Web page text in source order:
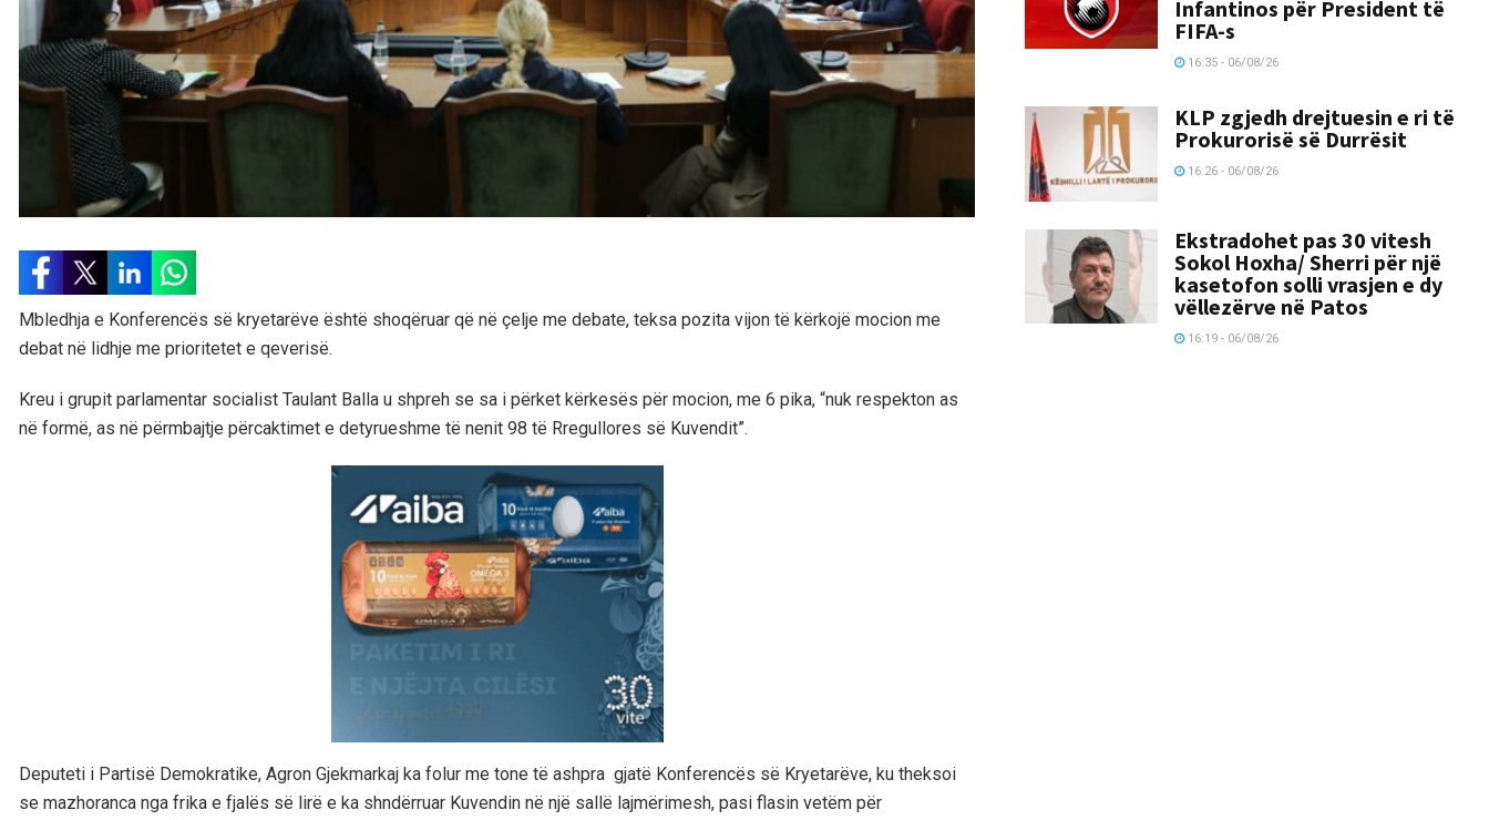
Mbledhja e Konferencës së kryetarëve është shoqëruar që në çelje me debate, teksa pozita vijon të kërkojë mocion me
debat në lidhje me prioritetet e qeverisë.
Kreu i grupit parlamentar socialist Taulant Balla u shpreh se sa i përket kërkesës për mocion, me 6 pika, “nuk respekton as
në formë, as në përmbajtje përcaktimet e detyrueshme të nenit 98 të Rregullores së Kuvendit”.
Deputeti i Partisë Demokratike, Agron Gjekmarkaj ka folur me tone të ashpra gjatë Konferencës së Kryetarëve, ku theksoi
se mazhoranca nga frika e fjalës së lirë e ka shndërruar Kuvendin në një sallë lajmërimesh, pasi flasin vetëm për
Infantinos për President të
FIFA-s
16:35 - 06/08/26
KLP zgjedh drejtuesin e ri të
Prokurorisë së Durrësit
16:26 - 06/08/26
Ekstradohet pas 30 vitesh
Sokol Hoxha/ Sherri për një
kasetofon solli vrasjen e dy
vëllezërve në Patos
16:19 - 06/08/26